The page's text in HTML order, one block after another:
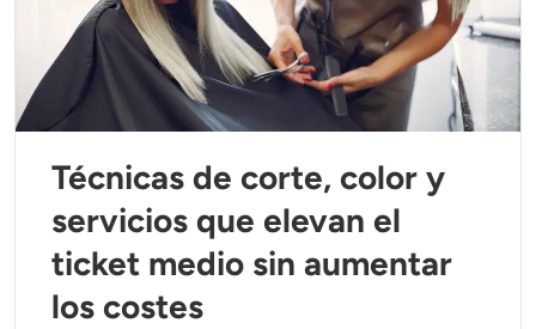
Técnicas de corte, color y
servicios que elevan el
ticket medio sin aumentar
los costes